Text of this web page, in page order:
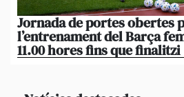
Jornada de portes obertes
l’entrenament del Barça
11.00 hores fins que finalitzi